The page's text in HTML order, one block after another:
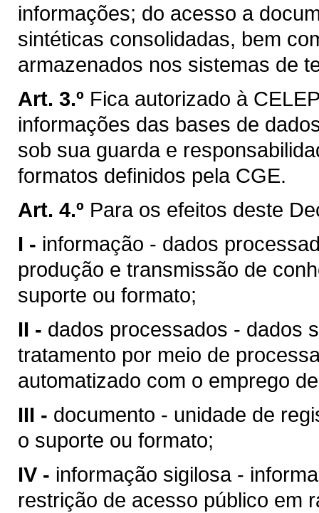
informações; do acesso a
sintéticas consolidadas, bem
armazenados nos sistemas de
Art. 3.º Fica autorizado à
informações das bases de
sob sua guarda e
formatos definidos pela CGE.
Art. 4.º Para os efeitos deste
I - informação - dados
produção e transmissão de
suporte ou formato;
II - dados processados - dados
tratamento por meio de
automatizado com o emprego
III - documento - unidade de
o suporte ou formato;
IV - informação sigilosa -
restrição de acesso público em